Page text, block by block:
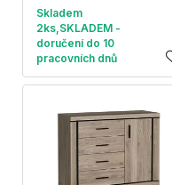
Skladem
2ks,SKLADEM -
doručení do 10
pracovních dnů